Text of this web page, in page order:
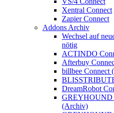
Xentral Connect
Zapier Connect
Addons Archiv
Wechsel auf
nötig
ACTINDO
Afterbuy
billbee Connect
DreamRobot
GREYHOUND
(Archiv)